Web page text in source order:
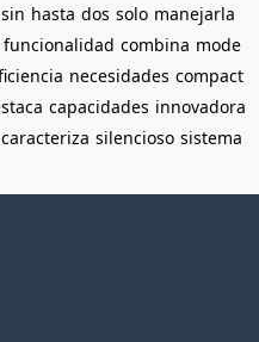
sin hasta dos solo manejarla
funcionalidad combina mode
necesidades compact
capacidades innovadora
caracteriza silencioso sistema